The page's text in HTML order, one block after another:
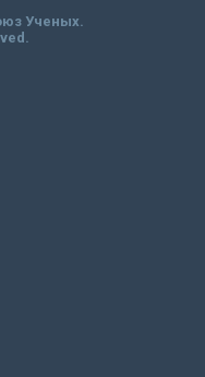
Ученых.